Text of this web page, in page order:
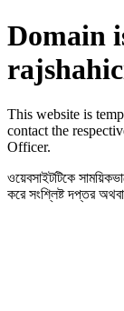
Domain
This website is
contact the
Officer.
ওয়েবসাইটটিকে
করে সংশ্লিষ্ট দপ্তর